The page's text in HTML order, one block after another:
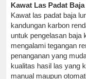
Kawat Las Padat
Kawat las padat baja
kandungan karbon
untuk pengelasan baja
mengalami tegangan
penanganan yang
kualitas hasil las yang
manual maupun